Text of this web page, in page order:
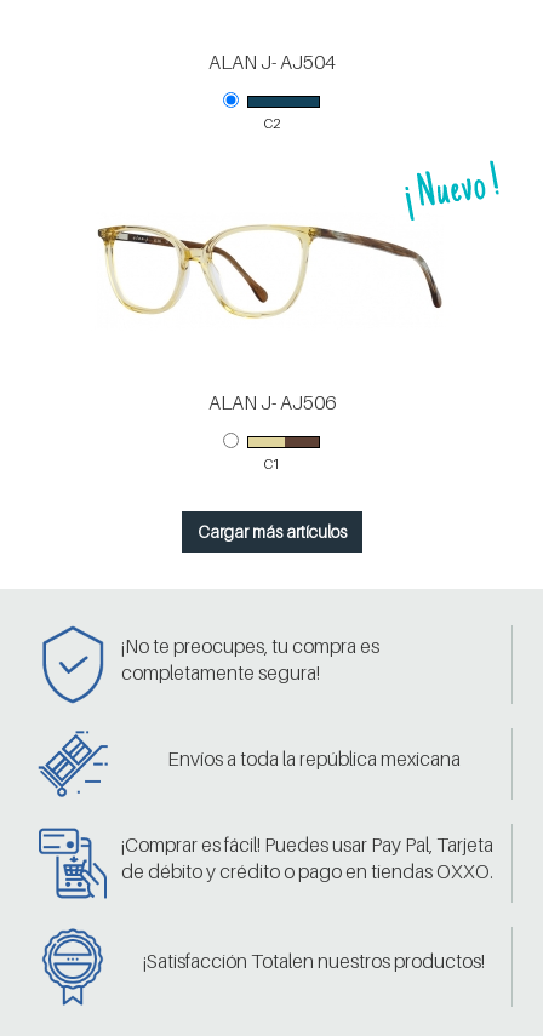
ALAN J- AJ504
C2
ALAN J- AJ506
C1
Cargar más artículos
¡No te preocupes, tu compra es
completamente segura!
Envíos a toda la república mexicana
¡Comprar es fácil! Puedes usar Pay Pal, Tarjeta
de débito y crédito o pago en tiendas OXXO.
¡Satisfacción Totalen nuestros productos!